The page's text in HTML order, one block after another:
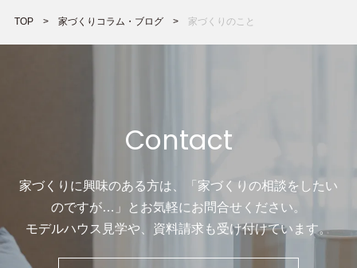
TOP 家づくりコラム・ブログ 家づくりのこと
Contact
家づくりに興味のある方は、「家づくりの相談をしたい
のですが…」と お気軽にお問合せください。
モデルハウス見学や、資料請求も受け付けています。